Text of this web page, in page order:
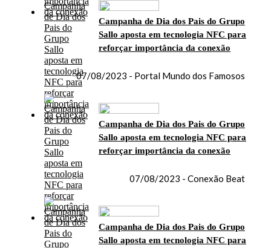
Campanha de Dia dos Pais do Grupo
Sallo aposta em tecnologia NFC para
reforçar importância da conexão
07/08/2023 - Portal Mundo dos Famosos
Campanha de Dia dos Pais do Grupo
Sallo aposta em tecnologia NFC para
reforçar importância da conexão
07/08/2023 - Conexão Beat
Campanha de Dia dos Pais do Grupo
Sallo aposta em tecnologia NFC para